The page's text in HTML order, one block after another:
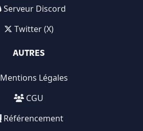
Serveur Discord
Twitter (X)
AUTRES
Mentions Légales
CGU
Référencement